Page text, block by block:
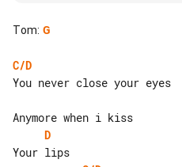
Tom: G
C/D
You never close your eyes
D